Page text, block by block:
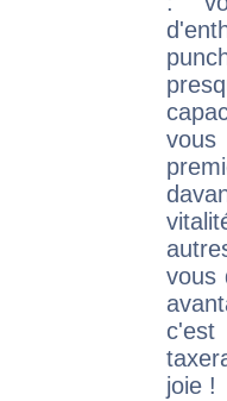
vous
c'est
joie !